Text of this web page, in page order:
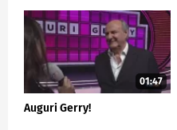
01:47
Auguri Gerry!